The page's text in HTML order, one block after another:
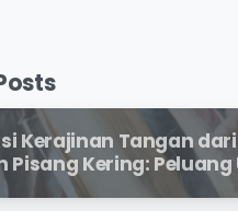
Kerajinan Tangan dari
Pisang Kering: Peluang
Jual